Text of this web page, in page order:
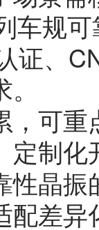
车规
证、
，可
定制
性晶
配差异